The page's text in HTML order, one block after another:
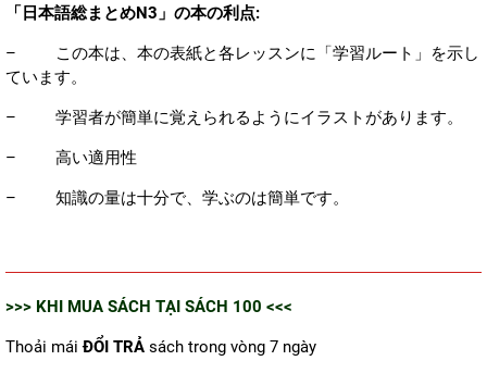
「日本語総まとめN3」の本の利点:
–
この本は、本の表紙と各レッスンに「学習ルート」を示し
ています。
– 学習者が簡単に覚えられるようにイラストがあります。
– 高い適用性
– 知識の量は十分で、学ぶのは簡単です。
>>> KHI MUA SÁCH TẠI SÁCH 100 <<<
Thoải máiĐỔI TRẢ sách trong vòng 7 ngày